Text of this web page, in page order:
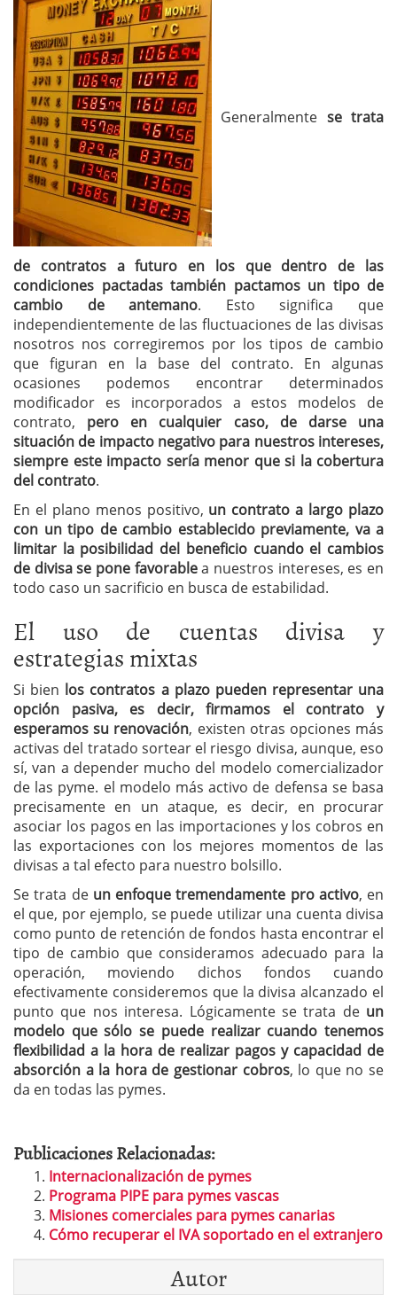
Generalmente se trata
de contratos a futuro en los que dentro de las
condiciones pactadas también pactamos un tipo de
cambio de antemano. Esto significa que
independientemente de las fluctuaciones de las divisas
nosotros nos corregiremos por los tipos de cambio
que figuran en la base del contrato. En algunas
ocasiones podemos encontrar determinados
modificador es incorporados a estos modelos de
contrato, pero en cualquier caso, de darse una
situación de impacto negativo para nuestros intereses,
siempre este impacto sería menor que si la cobertura
del contrato.
En el plano menos positivo, un contrato a largo plazo
con un tipo de cambio establecido previamente, va a
limitar la posibilidad del beneficio cuando el cambios
de divisa se pone favorablea nuestros intereses, es en
todo caso un sacrificio en busca de estabilidad.
El uso de cuentas divisa y
estrategias mixtas
Si bien los contratos a plazo pueden representar una
opción pasiva, es decir, firmamos el contrato y
esperamos su renovación, existen otras opciones más
activas del tratado sortear el riesgo divisa, aunque, eso
sí, van a depender mucho del modelo comercializador
de las pyme. el modelo más activo de defensa se basa
precisamente en un ataque, es decir, en procurar
asociar los pagos en las importaciones y los cobros en
las exportaciones con los mejores momentos de las
divisas a tal efecto para nuestro bolsillo.
Se trata deun enfoque tremendamente pro activo, en
el que, por ejemplo, se puede utilizar una cuenta divisa
como punto de retención de fondos hasta encontrar el
tipo de cambio que consideramos adecuado para la
operación, moviendo dichos fondos cuando
efectivamente consideremos que la divisa alcanzado el
punto que nos interesa. Lógicamente se trata de un
modelo que sólo se puede realizar cuando tenemos
flexibilidad a la hora de realizar pagos y capacidad de
absorción a la hora de gestionar cobros, lo que no se
da en todas las pymes.
Publicaciones Relacionadas:
Internacionalización de pymes
Programa PIPE para pymes vascas
Misiones comerciales para pymes canarias
Cómo recuperar el IVA soportado en el extranjero
Autor